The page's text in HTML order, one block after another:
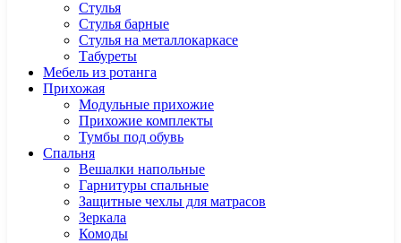
Стулья
Стулья барные
Стулья на металлокаркасе
Табуреты
Мебель из ротанга
Прихожая
Модульные прихожие
Прихожие комплекты
Тумбы под обувь
Спальня
Вешалки напольные
Гарнитуры спальные
Защитные чехлы для матрасов
Зеркала
Комоды